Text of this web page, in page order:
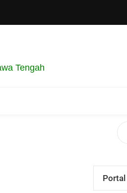
Tengah
Portal